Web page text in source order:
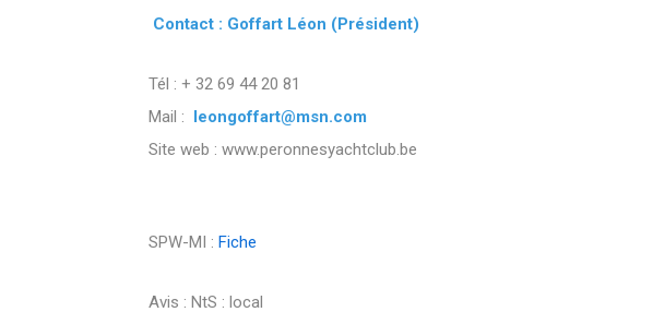
Contact : Goffart Léon (Président)
Tél : + 32 69 44 20 81
Mail : leongoffart@msn.com
Site web : www.peronnesyachtclub.be
SPW-MI : Fiche
Avis : NtS : local